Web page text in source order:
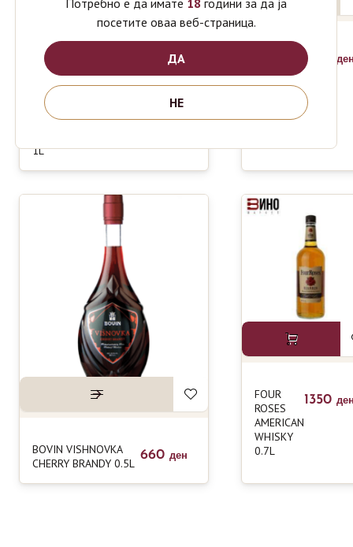
JACK
DANIELS
1L
BOVIN VISHNOVKA
CHERRY BRANDY 0.5L
660 ден
FOUR
ROSES
AMERICAN
WHISKY
0.7L
1350
Потребно е да имате 18 години за да ја
посетите оваа веб-страница.
ДА
НЕ